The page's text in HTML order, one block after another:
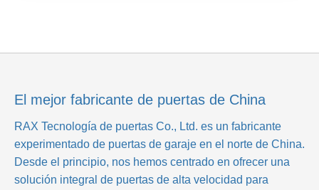
El mejor fabricante de puertas de China
RAX Tecnología de puertas Co., Ltd. es un fabricante
experimentado de puertas de garaje en el norte de China.
Desde el principio, nos hemos centrado en ofrecer una
solución integral de puertas de alta velocidad para